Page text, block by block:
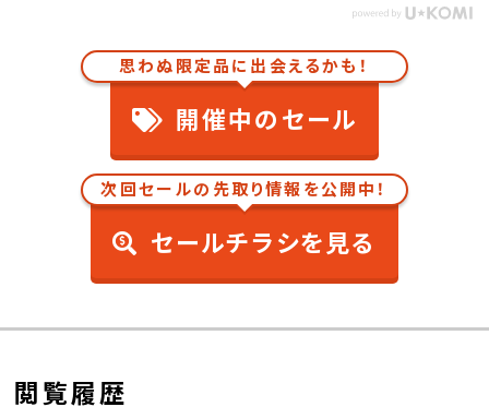
思わぬ限定品に出会えるかも！
開催中のセール
次回セールの先取り情報を公開中！
セールチラシを見る
閲覧履歴